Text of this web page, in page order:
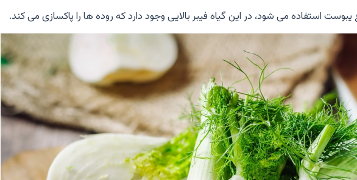
استفاده می شود، در این گیاه فیبر بالایی وجود دارد که روده ها را پاکسازی می کند.